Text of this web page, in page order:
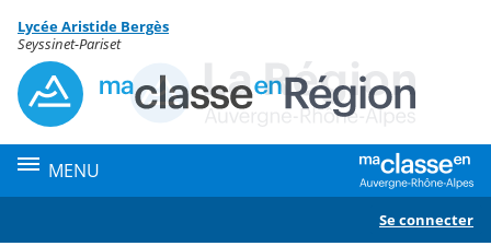
Menu de la rubrique
Contenu
Lycée Aristide Bergès
Seyssinet-Pariset
MENU
Se connecter